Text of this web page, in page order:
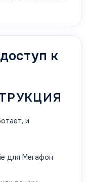
к
и
для Мегафон